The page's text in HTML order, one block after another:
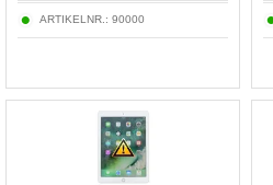
ARTIKELNR.: 90000